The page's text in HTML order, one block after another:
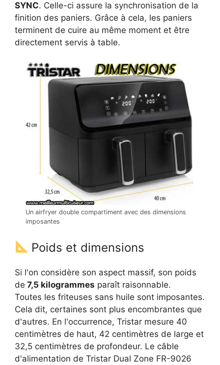
SYNC. Celle-ci assure la synchronisation de la
finition des paniers. Grâce à cela, les paniers
terminent de cuire au même moment et être
directement servis à table.
Un airfryer double compartiment avec des dimensions
imposantes
Poids et dimensions
Si l'on considère son aspect massif, son poids
de 7,5 kilogrammes paraît raisonnable.
Toutes les friteuses sans huile sont imposantes.
Cela dit, certaines sont plus encombrantes que
d'autres. En l'occurrence, Tristar mesure 40
centimètres de haut, 42 centimètres de large et
32,5 centimètres de profondeur. Le câble
d'alimentation de Tristar Dual Zone FR-9026